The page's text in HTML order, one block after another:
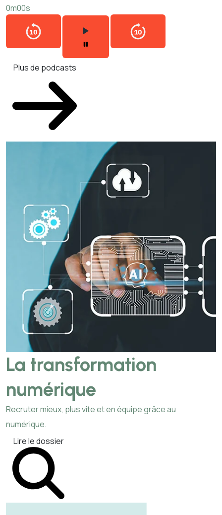
0m00s
Plus de podcasts
La transformation
numérique
Recruter mieux, plus vite et en équipe grâce au
numérique.
Lire le dossier